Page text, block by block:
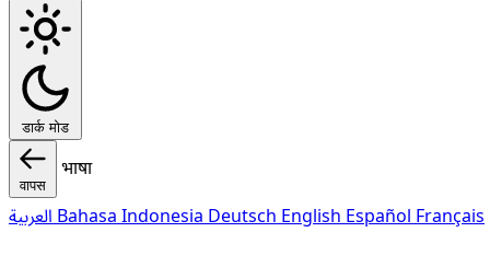
डार्क मोड
वापस
भाषा
Bahasa Indonesia Deutsch English Español Français